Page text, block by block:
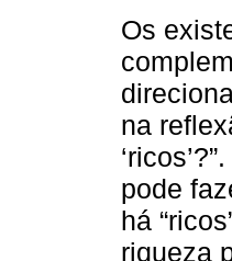
Os
na
pode
há
riqueza